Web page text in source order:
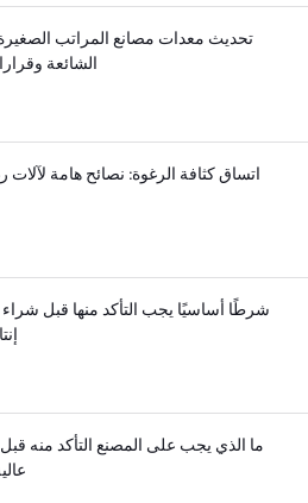
تحديث معدات مصانع المراتب
الشائعة
اتساق كثافة الرغوة: نصائح هامة لآلات
ما الذي يجب على المصنع التأكد منه قبل